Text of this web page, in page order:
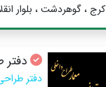
کرج ، گوهردشت ، بلوار
دفتر
دفتر